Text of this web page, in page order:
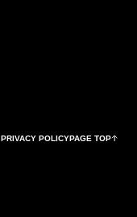
PRIVACY POLICYPAGE TOP